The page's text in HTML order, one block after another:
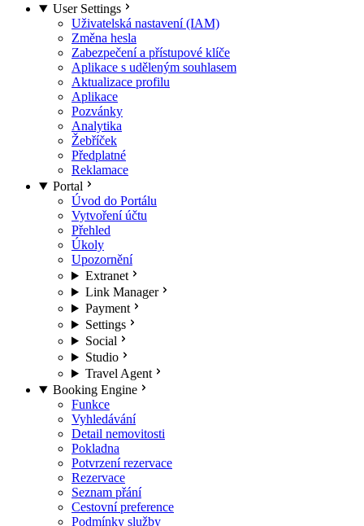
User Settings
Uživatelská nastavení (IAM)
Změna hesla
Zabezpečení a přístupové klíče
Aplikace s uděleným souhlasem
Aktualizace profilu
Aplikace
Pozvánky
Analytika
Žebříček
Předplatné
Reklamace
Portal
Úvod do Portálu
Vytvoření účtu
Přehled
Úkoly
Upozornění
Extranet
Link Manager
Payment
Settings
Social
Studio
Travel Agent
Booking Engine
Funkce
Vyhledávání
Detail nemovitosti
Pokladna
Potvrzení rezervace
Rezervace
Seznam přání
Cestovní preference
Podmínky služby